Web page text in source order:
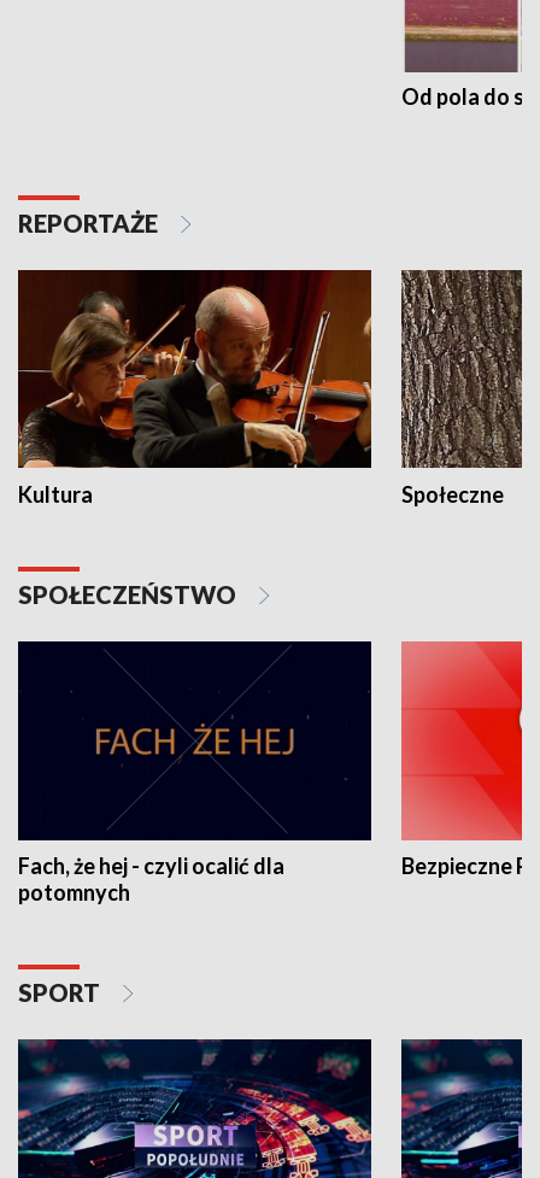
Od pola do
REPORTAŻE
Kultura Społeczne
SPOŁECZEŃSTWO
Fach, że hej - czyli ocalić dla
potomnych
Bezpieczne
SPORT